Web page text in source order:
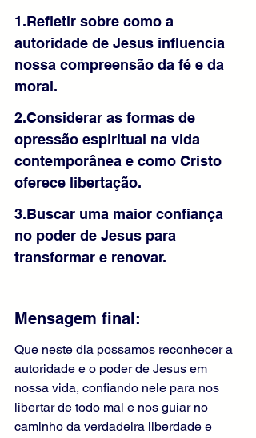
1.Refletir sobre como a
autoridade de Jesus influencia
nossa compreensão da fé e da
moral.
2.Considerar as formas de
opressão espiritual na vida
contemporânea e como Cristo
oferece libertação.
3.Buscar uma maior confiança
no poder de Jesus para
transformar e renovar.
Mensagem final:
Que neste dia possamos reconhecer a
autoridade e o poder de Jesus em
nossa vida, confiando nele para nos
libertar de todo mal e nos guiar no
caminho da verdadeira liberdade e